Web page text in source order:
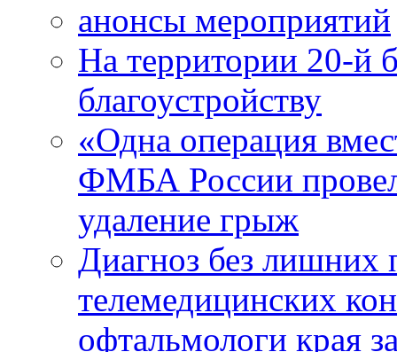
анонсы мероприятий
На территории 20-й
благоустройству
«Одна операция
ФМБА России
удаление грыж
Диагноз без лишних
телемедицинских
офтальмологи края